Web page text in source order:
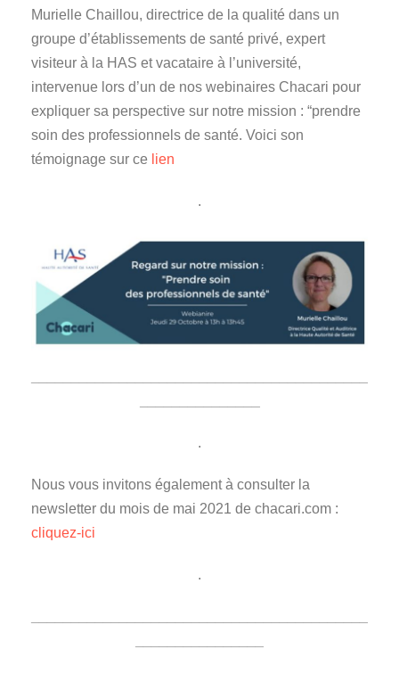
Murielle Chaillou, directrice de la qualité dans un
groupe d’établissements de santé privé, expert
visiteur à la HAS et vacataire à l’université,
intervenue lors d’un de nos webinaires Chacari pour
expliquer sa perspective sur notre mission : “prendre
soin des professionnels de santé. Voici son
témoignage sur ce lien
.
.
Nous vous invitons également à consulter la
newsletter du mois de mai 2021 de chacari.com :
cliquez-ici
.